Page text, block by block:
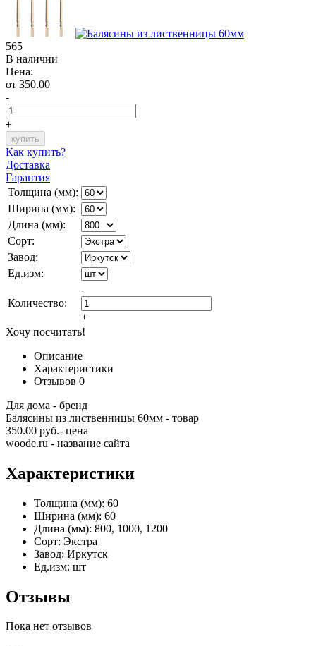
565
В наличии
Цена:
от 350.00
-
+
Как купить?
Доставка
Гарантия
Толщина (мм):
Ширина (мм):
Длина (мм):
Сорт:
Завод:
Ед.изм:
Количество:
-
+
Хочу посчитать!
Описание
Характеристики
Отзывов 0
Для дома - бренд
Балясины из лиственницы 60мм - товар
350.00 руб.- цена
woode.ru - название сайта
Характеристики
Толщина (мм): 60
Ширина (мм): 60
Длина (мм): 800, 1000, 1200
Сорт: Экстра
Завод: Иркутск
Ед.изм: шт
Отзывы
Пока нет отзывов